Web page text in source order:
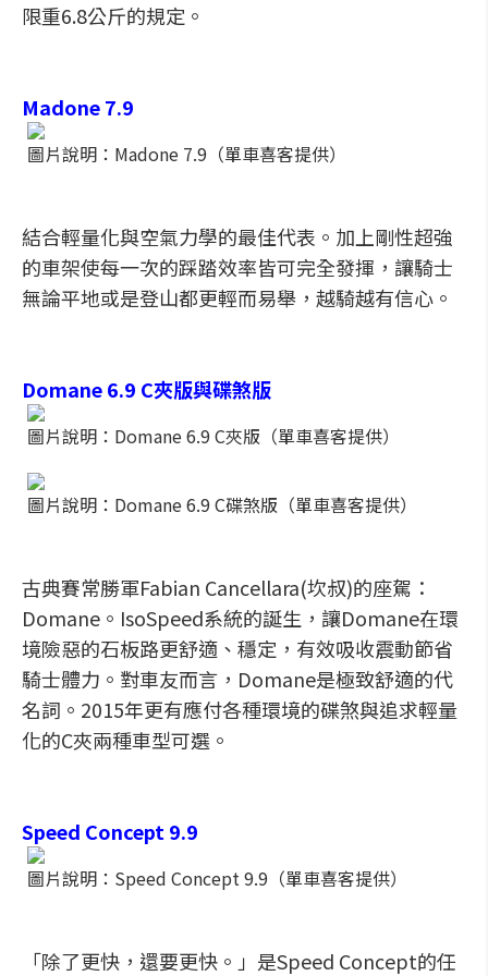
限重6.8公斤的規定。
Madone 7.9
圖片說明：Madone 7.9（單車喜客提供）
結合輕量化與空氣力學的最佳代表。加上剛性超強
的車架使每一次的踩踏效率皆可完全發揮，讓騎士
無論平地或是登山都更輕而易舉，越騎越有信心。
Domane 6.9 C夾版與碟煞版
圖片說明：Domane 6.9 C夾版（單車喜客提供）
圖片說明：Domane 6.9 C碟煞版（單車喜客提供）
古典賽常勝軍Fabian Cancellara(坎叔)的座駕：
Domane。IsoSpeed系統的誕生，讓Domane在環
境險惡的石板路更舒適、穩定，有效吸收震動節省
騎士體力。對車友而言，Domane是極致舒適的代
名詞。2015年更有應付各種環境的碟煞與追求輕量
化的C夾兩種車型可選。
Speed Concept 9.9
圖片說明：Speed Concept 9.9（單車喜客提供）
「除了更快，還要更快。」是Speed Concept的任